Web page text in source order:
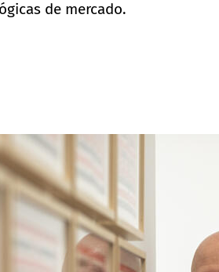
de mercado.